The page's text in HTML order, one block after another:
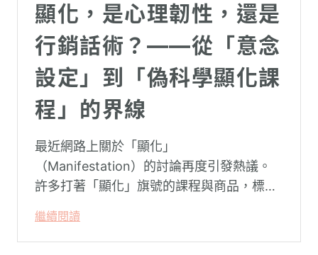
顯化，是心理韌性，還是
行銷話術？——從「意念
設定」到「偽科學顯化課
程」的界線
最近網路上關於「顯化」
（Manifestation）的討論再度引發熱議。
許多打著「顯化」旗號的課程與商品，標榜
能吸引財富、關係與健康。這類論述聽起來
療癒，卻經常缺乏實證基礎，甚至可能對正
繼續閱讀